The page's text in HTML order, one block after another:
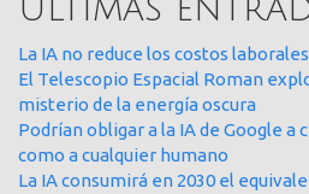
Últimas
La IA no reduce los costos
El Telescopio Espacial Roman
misterio de la energía oscura
Podrían obligar a la IA de Google
como a cualquier humano
La IA consumirá en 2030 el